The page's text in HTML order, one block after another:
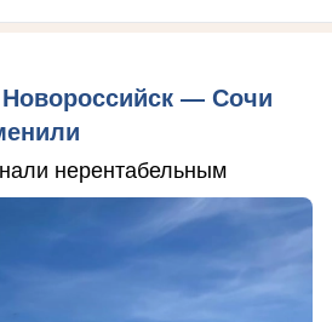
— Сочи
нерентабельным